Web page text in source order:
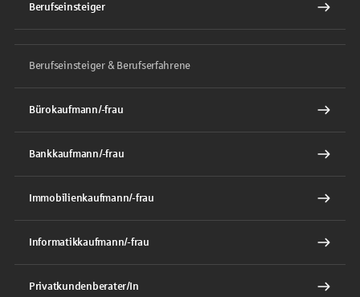
Berufseinsteiger
Berufseinsteiger & Berufserfahrene
Bürokaufmann/-frau
Bankkaufmann/-frau
Immobilienkaufmann/-frau
Informatikkaufmann/-frau
Privatkundenberater/In